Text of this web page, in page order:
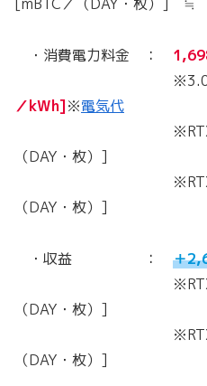
・消費電力料金 ：
／kWh]※電気代
※RTX3080…
（DAY・枚）]
※RTX3090…
（DAY・枚）]
・収益 ： ＋
※RTX3080…
（DAY・枚）]
※RTX3090…
（DAY・枚）]